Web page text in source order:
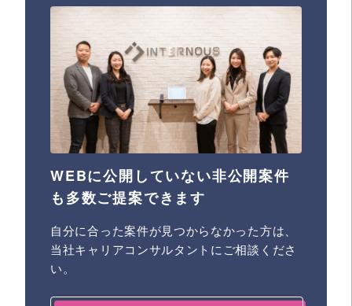
WEBに公開していない非公開案件
も多数ご提案できます
自分に合った案件が見つからなかった方は、
当社キャリアコンサルタントにご相談くださ
い。